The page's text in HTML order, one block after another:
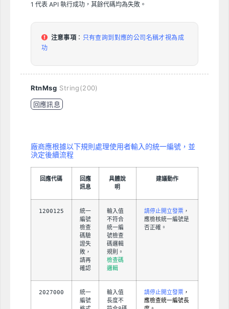
1 代表 API 執行成功，其餘代碼均為失敗。
注意事項 ： 只有查詢到對應的公司名稱才視為成
功
RtnMsg String(200)
回應訊息
廠商應根據以下規則處理使用者輸入的統一編號，並
決定後續流程
回應代碼
回應
訊息
具體說
明
建議動作
1200125
統一
編號
檢查
碼驗
證失
敗，
請再
確認
輸入值
不符合
統一編
號檢查
碼邏輯
規則。
檢查碼
邏輯
請停止開立發票，
應檢核統一編號是
否正確。
2027000
統一
編號
輸入值
長度不
請停止開立發票，
應檢查統一編號長